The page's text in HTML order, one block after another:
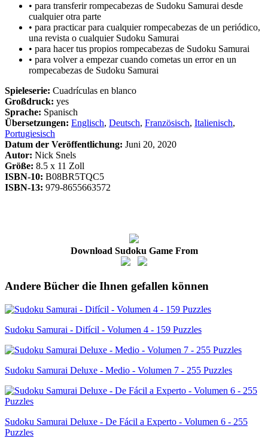
• para transferir rompecabezas de Sudoku Samurai desde
cualquier otra parte
• para practicar para cualquier rompecabezas de un periódico,
una revista o cualquier Sudoku Samurai
• para hacer tus propios rompecabezas de Sudoku Samurai
• para volver a empezar cuando cometas un error en un
rompecabezas de Sudoku Samurai
Spieleserie: Cuadrículas en blanco
Großdruck: yes
Sprache: Spanisch
Übersetzungen: Englisch, Deutsch, Französisch, Italienisch,
Portugiesisch
Datum der Veröffentlichung: Juni 20, 2020
Autor: Nick Snels
Größe: 8.5 x 11 Zoll
ISBN-10: B08BR5TQC5
ISBN-13: 979-8655663572
Download Sudoku Game From
Andere Bücher die Ihnen gefallen können
Sudoku Samurai - Difícil - Volumen 4 - 159 Puzzles
Sudoku Samurai Deluxe - Medio - Volumen 7 - 255 Puzzles
Sudoku Samurai Deluxe - De Fácil a Experto - Volumen 6 - 255
Puzzles